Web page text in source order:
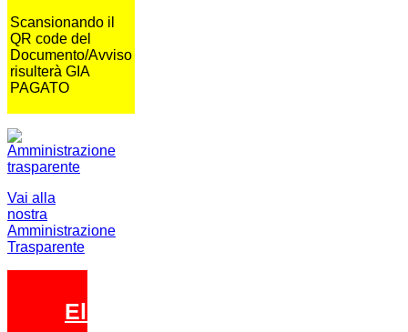
Scansionando il
QR code del
Documento/Avviso
risulterà GIA
PAGATO
Vai alla
nostra
Amministrazione
Trasparente
Elezioni 2026